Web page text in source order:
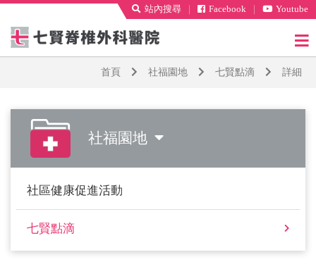
站內搜尋 Facebook Youtube
首頁 社福園地 七賢點滴 詳細
社福園地
社區健康促進活動
七賢點滴